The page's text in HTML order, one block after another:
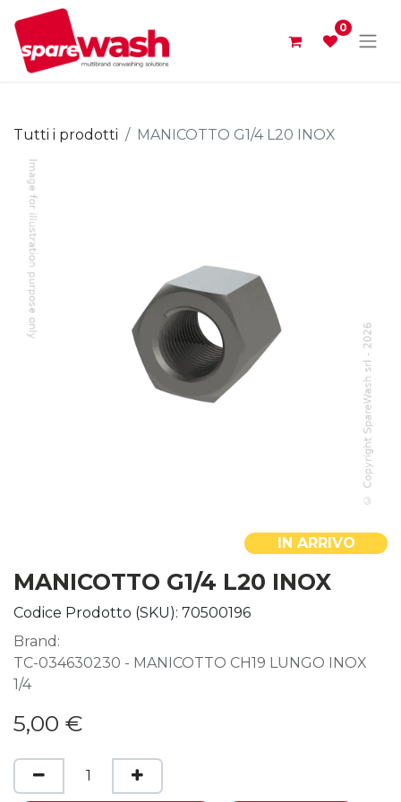
0
Tutti i prodotti MANICOTTO G1/4 L20 INOX
IN ARRIVO
MANICOTTO G1/4 L20 INOX
Codice Prodotto (SKU): 70500196
Brand:
TC-034630230 - MANICOTTO CH19 LUNGO INOX
1/4
5,00 €